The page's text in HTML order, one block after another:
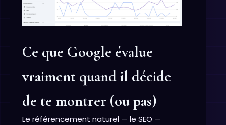
Ce que Google évalue
vraiment quand il décide
de te montrer (ou pas)
Le référencement naturel — le SEO —